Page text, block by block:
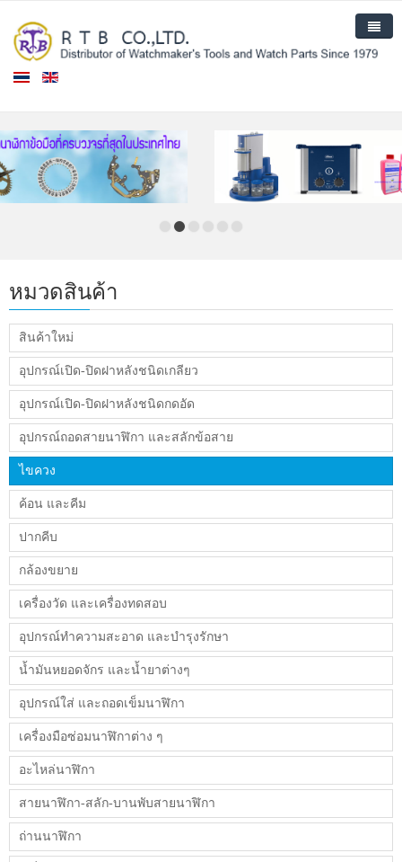
หมวดสินค้า
สินค้าใหม่
อุปกรณ์เปิด-ปิดฝาหลังชนิดเกลียว
อุปกรณ์เปิด-ปิดฝาหลังชนิดกดอัด
อุปกรณ์ถอดสายนาฬิกา และสลักข้อสาย
ไขควง
ค้อน และคีม
ปากคีบ
กล้องขยาย
เครื่องวัด และเครื่องทดสอบ
อุปกรณ์ทำความสะอาด และบำรุงรักษา
น้ำมันหยอดจักร และน้ำยาต่างๆ
อุปกรณ์ใส่ และถอดเข็มนาฬิกา
เครื่องมือซ่อมนาฬิกาต่าง ๆ
อะไหล่นาฬิกา
สายนาฬิกา-สลัก-บานพับสายนาฬิกา
ถ่านนาฬิกา
สินค้า
สินค้าใหม่
เกี่ยวกับเรา